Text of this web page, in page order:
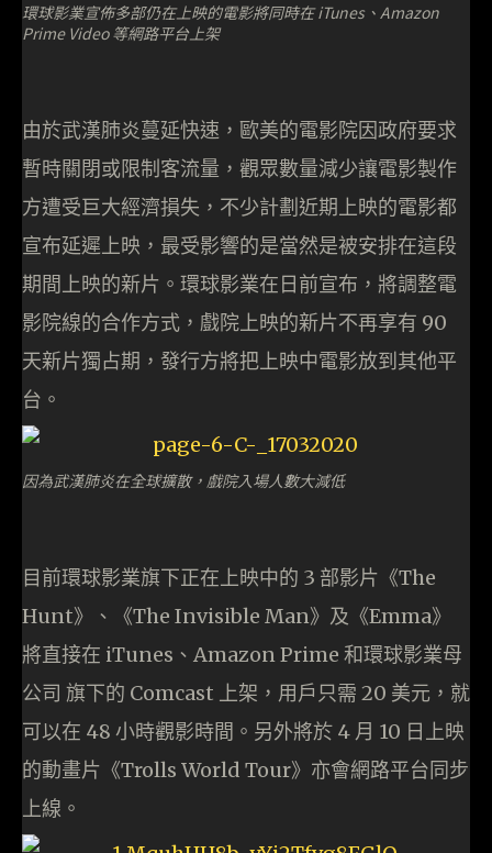
環球影業宣佈多部仍在上映的電影將同時在 iTunes、Amazon
Prime Video 等網路平台上架
由於武漢肺炎蔓延快速，歐美的電影院因政府要求
暫時關閉或限制客流量，觀眾數量減少讓電影製作
方遭受巨大經濟損失，不少計劃近期上映的電影都
宣布延遲上映，最受影響的是當然是被安排在這段
期間上映的新片。環球影業在日前宣布，將調整電
影院線的合作方式，戲院上映的新片不再享有 90
天新片獨占期，發行方將把上映中電影放到其他平
台。
因為武漢肺炎在全球擴散，戲院入場人數大減低
目前環球影業旗下正在上映中的 3 部影片《The
Hunt》、《The Invisible Man》及《Emma》
將直接在 iTunes、Amazon Prime 和環球影業母
公司 旗下的 Comcast 上架，用戶只需 20 美元，就
可以在 48 小時觀影時間。另外將於 4 月 10 日上映
的動畫片《Trolls World Tour》亦會網路平台同步
上線。